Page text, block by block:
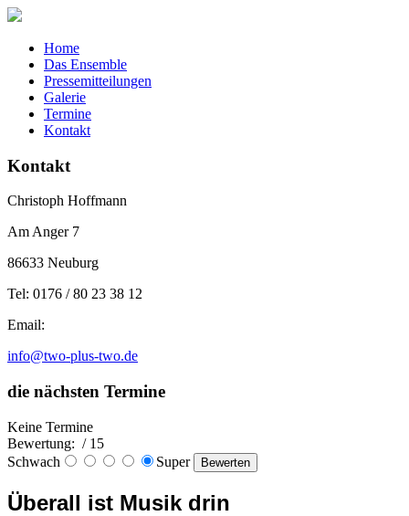
Home
Das Ensemble
Pressemitteilungen
Galerie
Termine
Kontakt
Kontakt
Christoph Hoffmann
Am Anger 7
86633 Neuburg
Tel: 0176 / 80 23 38 12
Email:
info@two-plus-two.de
die nächsten Termine
Keine Termine
Bewertung: / 15
Schwach
Super
Überall ist Musik drin